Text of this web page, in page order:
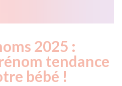
2025 :
tendance
bébé !